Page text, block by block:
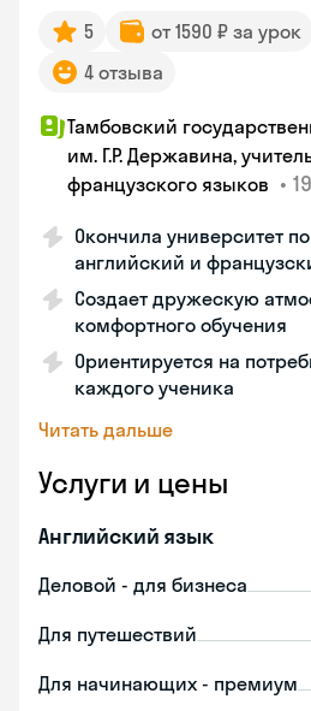
5 от 1590 ₽ за урок
4 отзыва
Тамбовский
им. Г.Р. Державина,
французского языков •
Окончила университет
английский и
Создает дружескую
комфортного обучения
Ориентируется на
каждого ученика
Читать дальше
Услуги и цены
Английский язык
Деловой - для бизнеса
Для путешествий
Для начинающих - премиум